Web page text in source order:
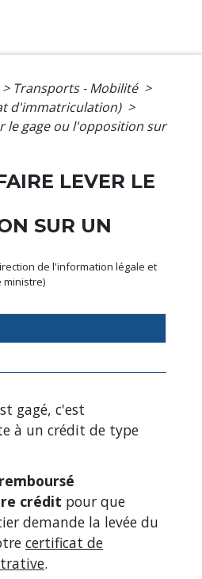
> Transports - Mobilité >
d'immatriculation) >
le gage ou l'opposition sur
LEVER LE
SUR UN
de l'information légale et
ministre)
gagé, c'est
à un crédit de type
crédit pour que
demande la levée du
certificat de
.